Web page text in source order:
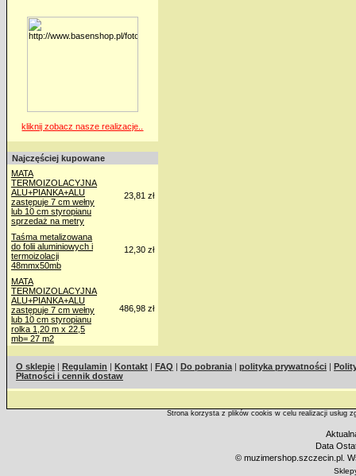
kliknij zobacz nasze realizacje..
Najczęściej kupowane
MATA
TERMOIZOLACYJNA
ALU+PIANKA+ALU
zastępuje 7 cm wełny
lub 10 cm styropianu
sprzedaż na metry
23,81 zł
Taśma metalizowana
do folii aluminiowych i
termoizolacji
48mmx50mb
12,30 zł
MATA
TERMOIZOLACYJNA
ALU+PIANKA+ALU
zastępuje 7 cm wełny
lub 10 cm styropianu
rolka 1,20 m x 22,5
mb= 27 m2
486,98 zł
O sklepie | Regulamin | Kontakt | FAQ | Do pobrania | polityka prywatności |
Płatności i cennik dostaw
Strona korzysta z plików cookis w celu realizacji usług
Data
© muzimershop.szczecin.pl.